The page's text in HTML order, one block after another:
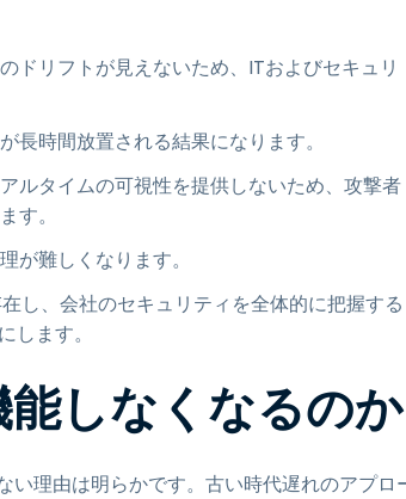
ドリフトが見えないため、ITおよびセキュリ
長時間放置される結果になります。
ルタイムの可視性を提供しないため、攻撃者
す。
が難しくなります。
し、会社のセキュリティを全体的に把握する
ます。
しなくなるのか
い理由は明らかです。古い時代遅れのアプロ